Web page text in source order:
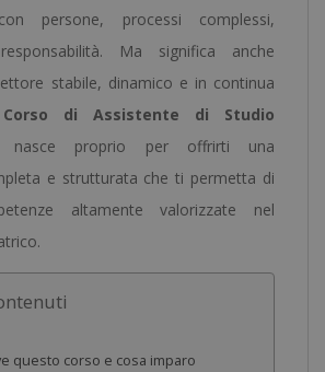
persone, processi complessi,
Ma significa anche
stabile, dinamico e in continua
Corso di Assistente di Studio
nasce proprio per offrirti una
e strutturata che ti permetta di
altamente valorizzate nel
questo corso e cosa imparo